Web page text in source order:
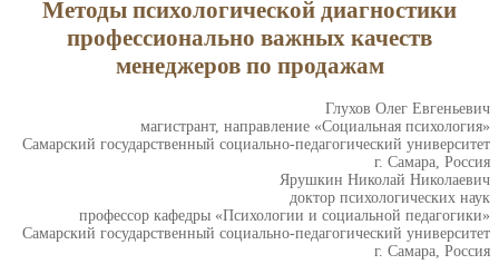
Методы психологической диагностики
профессионально важных качеств
менеджеров по продажам
Глухов Олег Евгеньевич
магистрант, направление «Социальная психология»
Самарский государственный социально-педагогический университет
г. Самара, Россия
Ярушкин Николай Николаевич
доктор психологических наук
профессор кафедры «Психологии и социальной педагогики»
Самарский государственный социально-педагогический университет
г. Самара, Россия